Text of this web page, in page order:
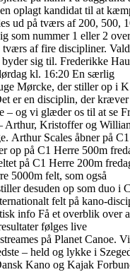
oplagt kandidat til at
ud på tværs af 200, 500,
som nummer 1 eller 2
tværs af fire discipliner.
sig til. Frederikke
kl. 16:20 En særlig
Mørcke, der stiller op i
er en disciplin, der kræver
– og vi glæder os til at se
Arthur, Kristoffer og
Arthur Scales åbner på
op på C1 Herre 500m
på C1 Herre 200m
5000m felt, som også
desuden op som duo i
felt på kano-
info Få et overblik over
følges live
på Planet Canoe.
– held og lykke i
Kano og Kajak